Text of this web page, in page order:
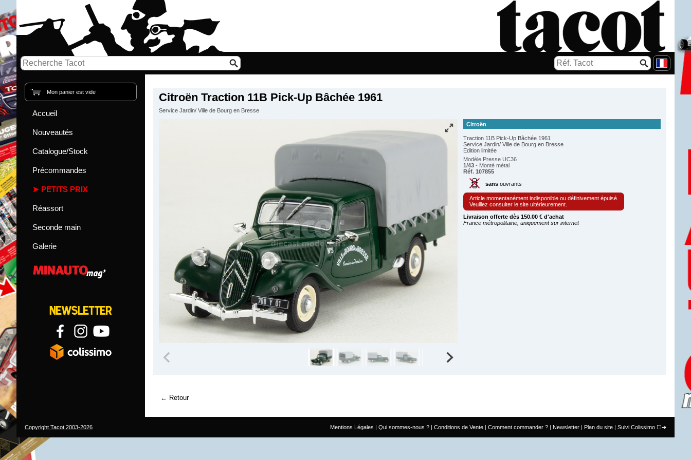
Citroën Traction 11B Pick-Up Bâchée 1961
Service Jardin/ Ville de Bourg en Bresse
Citroën
Traction 11B Pick-Up Bâchée 1961
Service Jardin/ Ville de Bourg en Bresse
Edition limitée
Modèle Presse UC36
1/43 - Monté métal
Réf. 107855
sansouvrants
Article momentanément indisponible ou définivement épuisé.
Veuillez consulter le site ultérieurement.
Livraison offerte dès 150.00 € d'achat
France métropolitaine, uniquement sur internet
Retour
Mon panier est vide
Accueil
Nouveautés
Catalogue/Stock
Précommandes
PETITS PRIX
Réassort
Seconde main
Galerie
Mentions Légales Qui sommes-nous ? Conditions de Vente Comment commander ? Newsletter Plan du site Suivi Colissimo
Copyright Tacot 2003-2026